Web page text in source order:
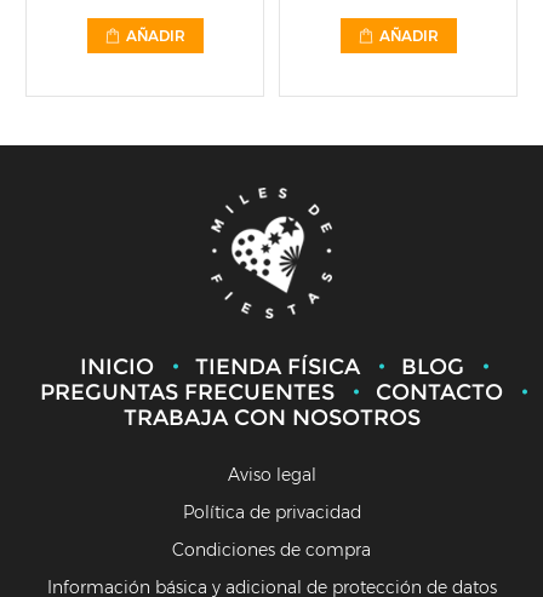
AÑADIR AÑADIR
INICIO TIENDA FÍSICA
BLOG
PREGUNTAS FRECUENTES
CONTACTO
TRABAJA CON NOSOTROS
Aviso legal
Política de privacidad
Condiciones de compra
Información básica y adicional de protección de datos